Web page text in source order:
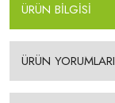
ÜRÜN BİLGİSİ
ÜRÜN YORUMLARI